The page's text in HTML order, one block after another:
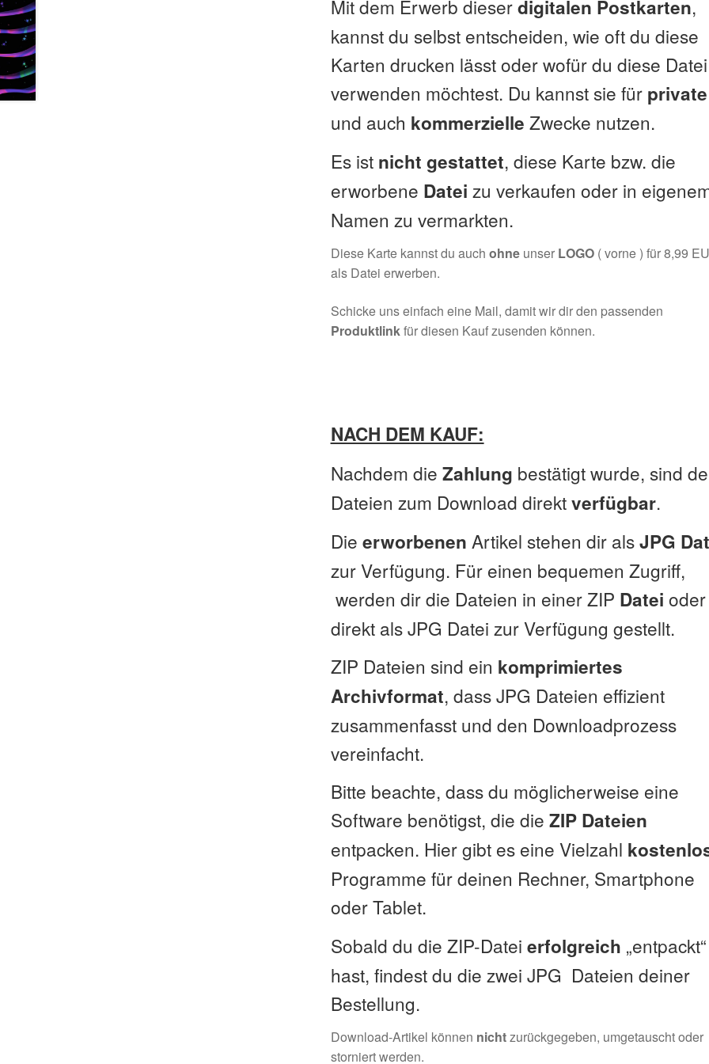
Mit dem Erwerb dieserdigitalen Postkarten,
kannst du selbst entscheiden, wie oft du diese
Karten drucken lässt oder wofür du diese Datei
verwenden möchtest. Du kannst sie für private
und auch kommerzielle Zwecke nutzen.
Es ist nicht gestattet, diese Karte bzw. die
erworbene Datei zu verkaufen oder in
Namen zu vermarkten.
Diese Karte kannst du auch ohneunser LOGO( vorne ) für 8,99
als Datei erwerben.
Schicke uns einfach eine Mail, damit wir dir den passenden
Produktlinkfür diesen Kauf zusenden können.
NACH DEM KAUF:
Nachdem die Zahlung bestätigt wurde, sind
Dateien zum Download direktverfügbar.
Die erworbenen Artikel stehen dir alsJPG
zur Verfügung. Für einen bequemen Zugriff,
werden dir die Dateien in einer ZIP Datei oder
direkt als JPG Datei zur Verfügung gestellt.
ZIP Dateien sind ein komprimiertes
Archivformat, dass JPG Dateien effizient
zusammenfasst und den Downloadprozess
vereinfacht.
Bitte beachte, dass du möglicherweise eine
Software benötigst, die die ZIP Dateien
entpacken. Hier gibt es eine Vielzahl
Programme für deinen Rechner, Smartphone
oder Tablet.
Sobald du die ZIP-Datei erfolgreich „entpackt“
hast, findest du die zwei JPG Dateien deiner
Bestellung.
Download-Artikel können nichtzurückgegeben, umgetauscht oder
storniert werden.